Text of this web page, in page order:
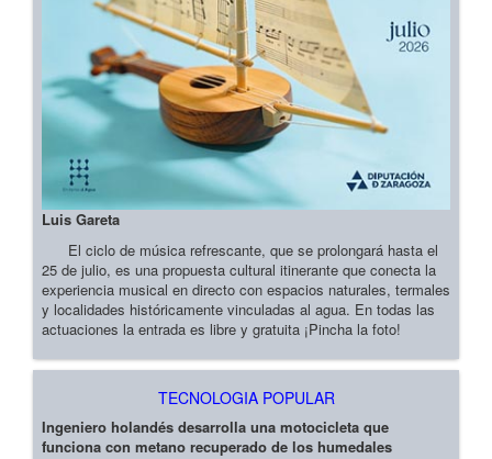
Luis Gareta
El ciclo de música refrescante, que se prolongará hasta el
25 de julio, es una propuesta cultural itinerante que conecta la
experiencia musical en directo con espacios naturales, termales
y localidades históricamente vinculadas al agua. En todas las
actuaciones la entrada es libre y gratuita ¡Pincha la foto!
TECNOLOGIA POPULAR
Ingeniero holandés desarrolla una motocicleta que
funciona con metano recuperado de los humedales